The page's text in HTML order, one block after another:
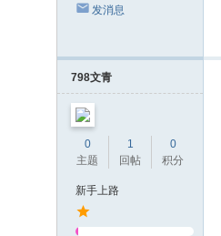
发消息
798文青
0
主题
1
回帖
0
积分
新手上路